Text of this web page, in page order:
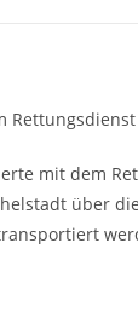
mit dem
über